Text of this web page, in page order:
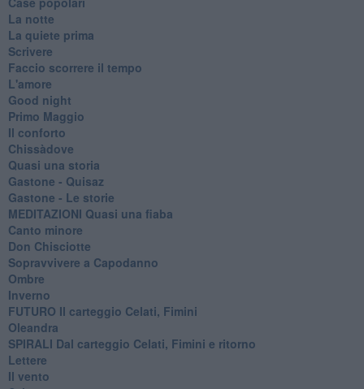
La notte
La quiete prima
Scrivere
Faccio scorrere il tempo
L'amore
Good night
Primo Maggio
Il conforto
Chissàdove
Quasi una storia
Gastone - Quisaz
Gastone - Le storie
MEDITAZIONI Quasi una fiaba
Canto minore
Don Chisciotte
Sopravvivere a Capodanno
Ombre
Inverno
FUTURO Il carteggio Celati, Fimini
Oleandra
SPIRALI Dal carteggio Celati, Fimini e ritorno
Lettere
Il vento